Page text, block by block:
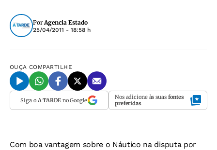
PorAgencia Estado
25/04/2011 - 18:58 h
OUÇA COMPARTILHE
Siga o A TARDEno Google Nos adicione às suas fontes
preferidas
Com boa vantagem sobre o Náutico na disputa por